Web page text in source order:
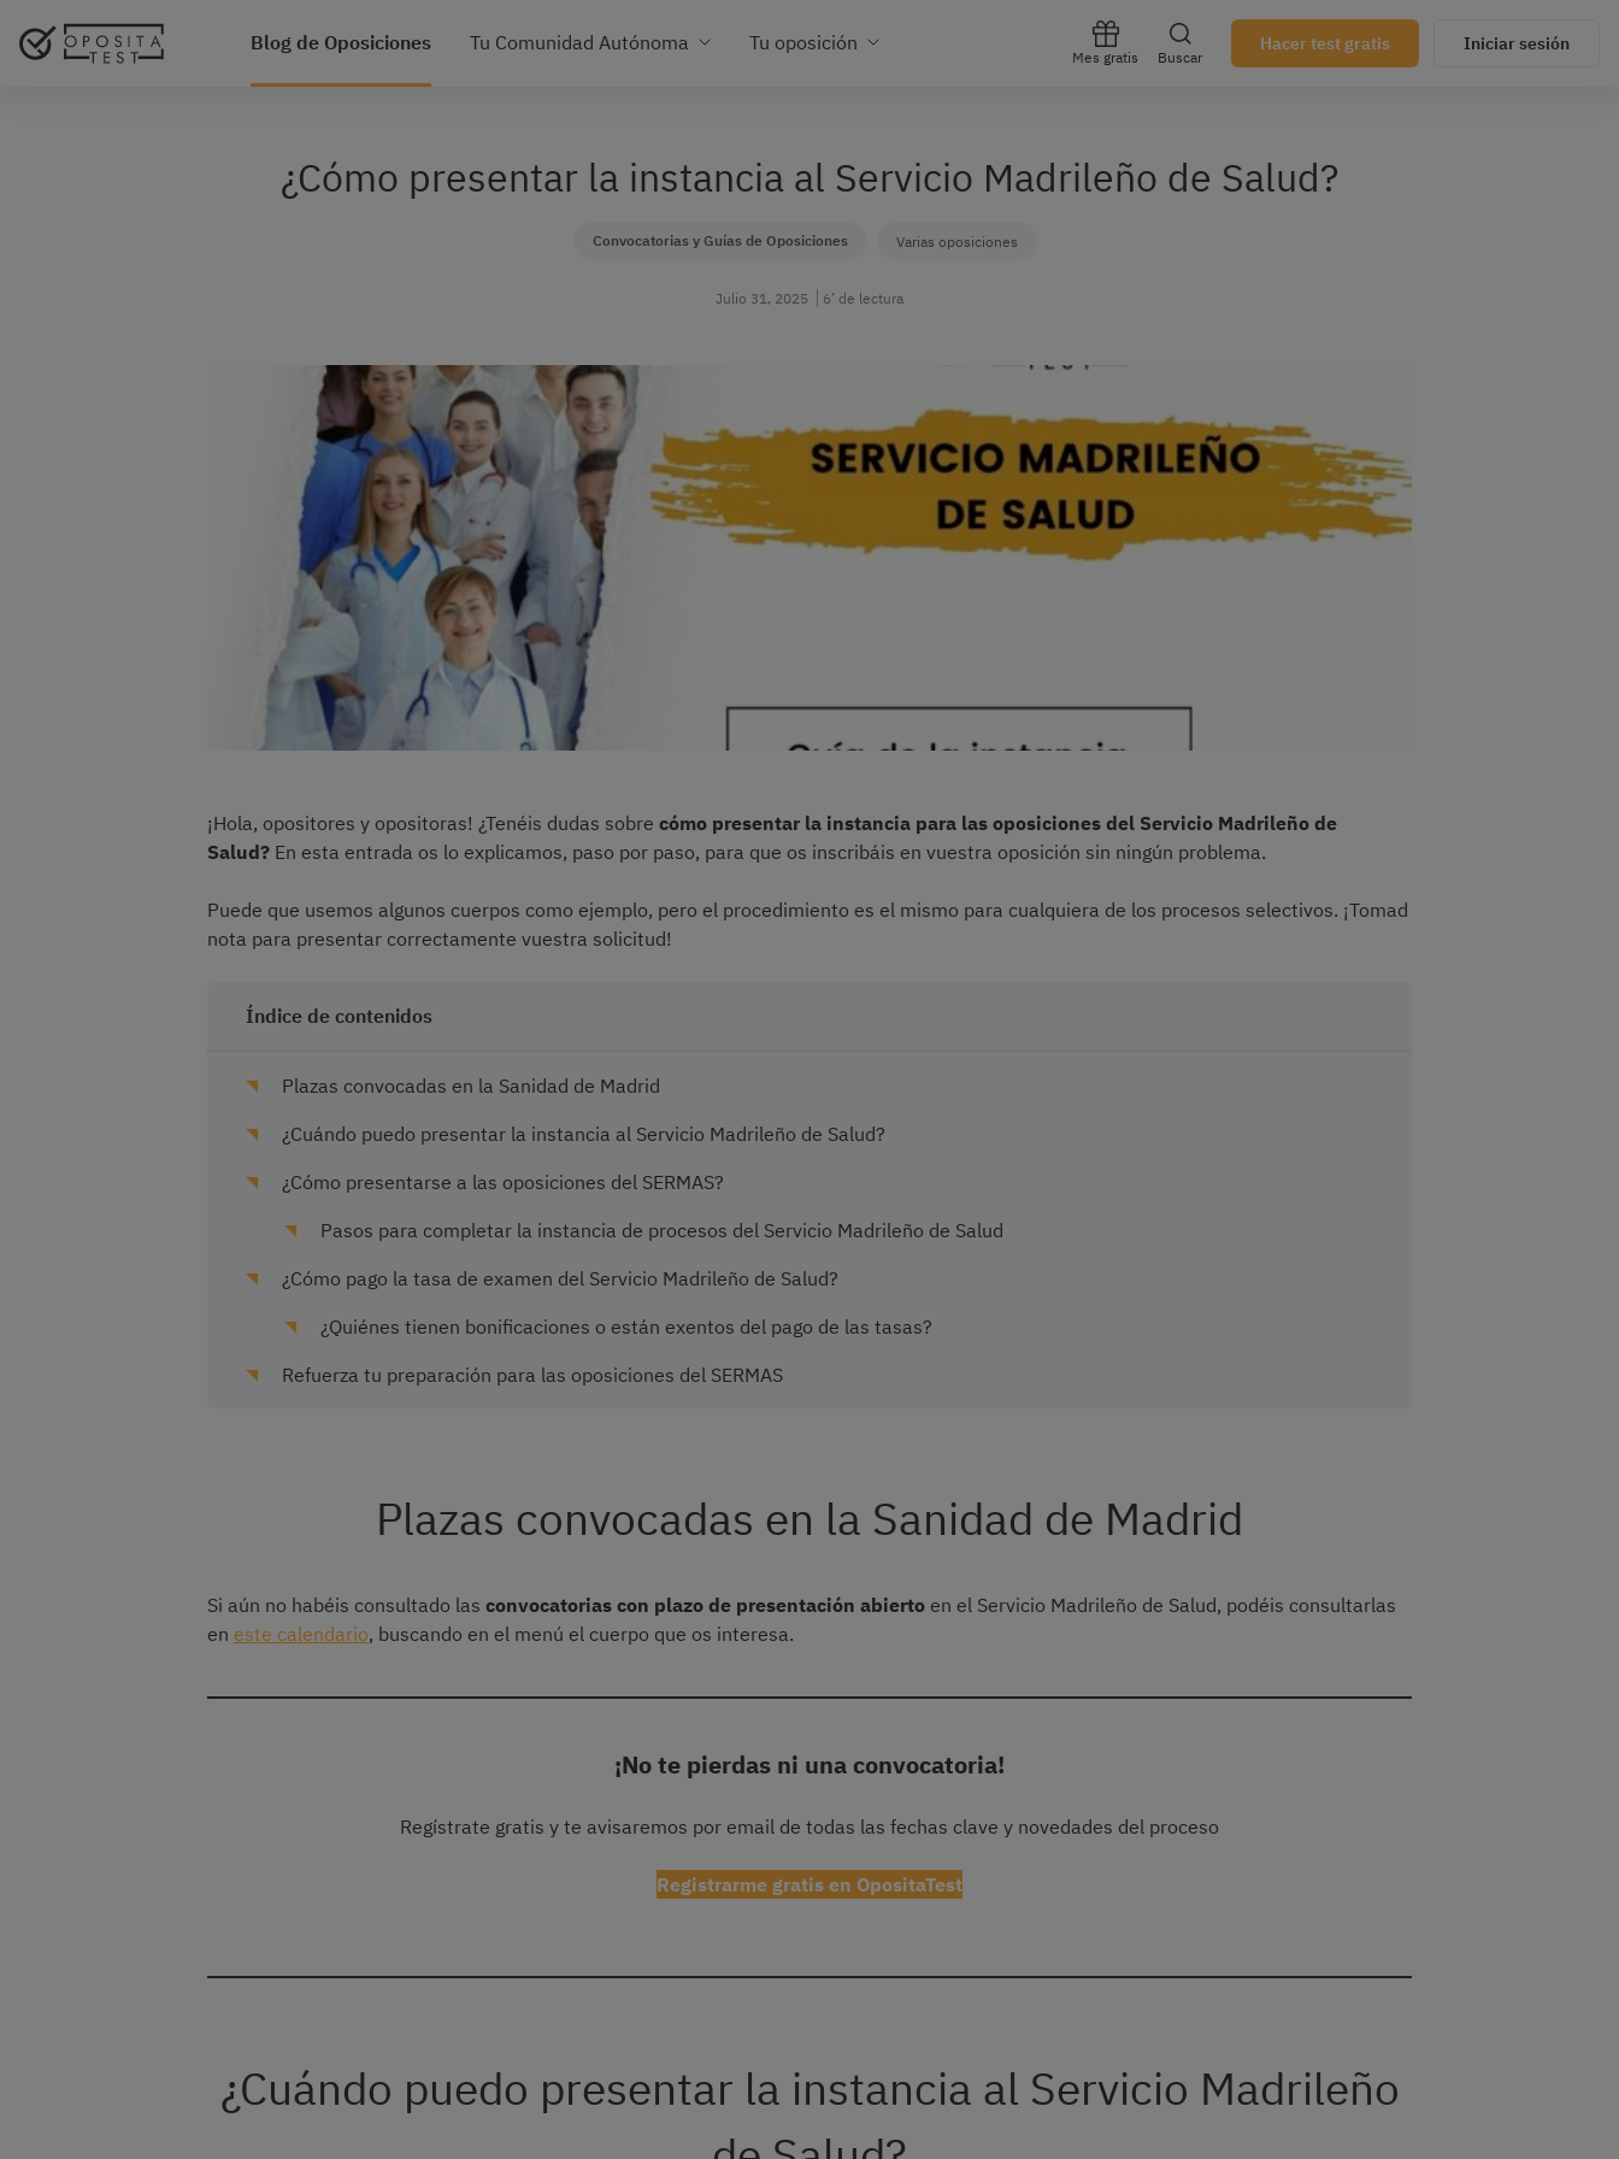
Blog de Oposiciones Tu Comunidad Autónoma Tu oposición
Mes gratis Buscar
Hacer test gratis Iniciar sesión
¿Cómo presentar la instancia al Servicio Madrileño de Salud?
Convocatorias y Guías de Oposiciones Varias oposiciones
Julio 31, 2025 6’ de lectura
¡Hola, opositores y opositoras! ¿Tenéis dudas sobre cómo presentar la instancia para las oposiciones del Servicio Madrileño de
Salud? En esta entrada os lo explicamos, paso por paso, para que os inscribáis en vuestra oposición sin ningún problema.
Puede que usemos algunos cuerpos como ejemplo, pero el procedimiento es el mismo para cualquiera de los procesos selectivos. ¡Tomad
nota para presentar correctamente vuestra solicitud!
Índice de contenidos
Plazas convocadas en la Sanidad de Madrid
¿Cuándo puedo presentar la instancia al Servicio Madrileño de Salud?
¿Cómo presentarse a las oposiciones del SERMAS?
Pasos para completar la instancia de procesos del Servicio Madrileño de Salud
¿Cómo pago la tasa de examen del Servicio Madrileño de Salud?
¿Quiénes tienen bonificaciones o están exentos del pago de las tasas?
Refuerza tu preparación para las oposiciones del SERMAS
Plazas convocadas en la Sanidad de Madrid
Si aún no habéis consultado las convocatorias con plazo de presentación abierto en el Servicio Madrileño de Salud, podéis consultarlas
en este calendario, buscando en el menú el cuerpo que os interesa.
¡No te pierdas ni una convocatoria!
Regístrate gratis y te avisaremos por email de todas las fechas clave y novedades del proceso
Registrarme gratis en OpositaTest
¿Cuándo puedo presentar la instancia al Servicio Madrileño